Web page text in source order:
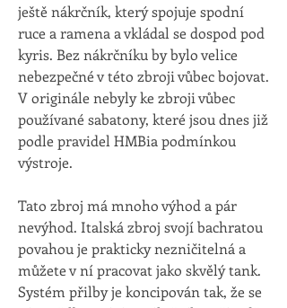
ještě nákrčník, který spojuje spodní
ruce a ramena a vkládal se dospod pod
kyris. Bez nákrčníku by bylo velice
nebezpečné v této zbroji vůbec bojovat.
V originále nebyly ke zbroji vůbec
používané sabatony, které jsou dnes již
podle pravidel HMBia podmínkou
výstroje.
Tato zbroj má mnoho výhod a pár
nevýhod. Italská zbroj svojí bachratou
povahou je prakticky nezničitelná a
můžete v ní pracovat jako skvělý tank.
Systém přilby je koncipován tak, že se